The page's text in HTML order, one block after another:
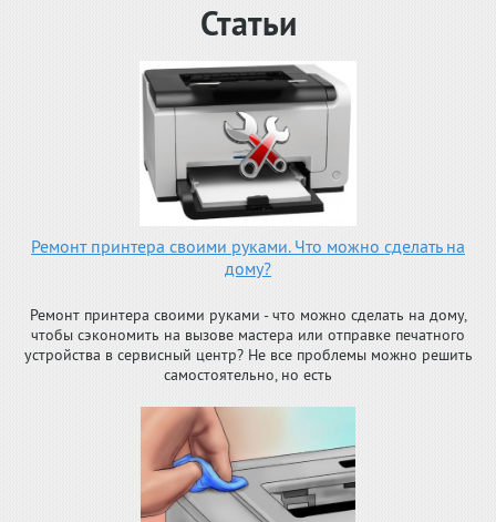
Статьи
Ремонт принтера своими руками. Что можно сделать на
дому?
Ремонт принтера своими руками - что можно сделать на дому,
чтобы сэкономить на вызове мастера или отправке печатного
устройства в сервисный центр? Не все проблемы можно решить
самостоятельно, но есть